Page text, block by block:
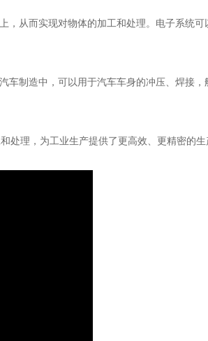
从而实现对物体的加工和处理。电子系统可
制造中，可以用于汽车车身的冲压、焊接，
处理，为工业生产提供了更高效、更精密的